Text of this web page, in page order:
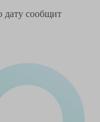
дату сообщит